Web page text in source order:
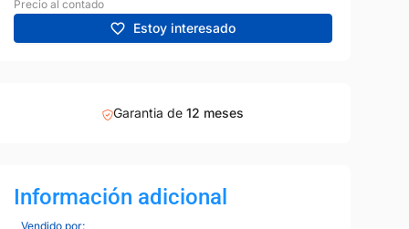
Precio al contado
Estoy interesado
Garantia de 12 meses
Información adicional
Vendido por: